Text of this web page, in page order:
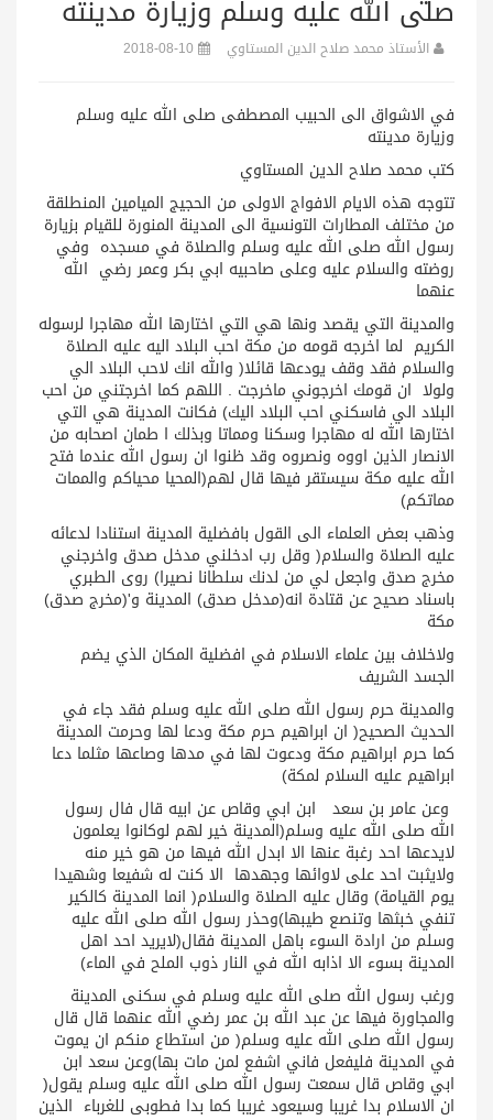
صلى الله عليه وسلم وزيارة مدينته
الأستاذ محمد صلاح الدين المستاوي
في الاشواق الى الحبيب المصطفى صلى الله عليه وسلم
وزيارة مدينته
كتب محمد صلاح الدين المستاوي
تتوجه هذه الايام الافواج الاولى من الحجيج الميامين المنطلقة
من مختلف المطارات التونسية الى المدينة المنورة للقيام بزيارة
رسول الله صلى الله عليه وسلم والصلاة في مسجده وفي
روضته والسلام عليه وعلى صاحبيه ابي بكر وعمر رضي الله
عنهما
والمدينة التي يقصد ونها هي التي اختارها الله مهاجرا لرسوله
الكريم لما اخرجه قومه من مكة احب البلاد اليه عليه الصلاة
والسلام فقد وقف يودعها قائلا( والله انك لاحب البلاد الي
ولولا ان قومك اخرجوني ماخرجت . اللهم كما اخرجتني من احب
البلاد الي فاسكني احب البلاد اليك) فكانت المدينة هي التي
اختارها الله له مهاجرا وسكنا ومماتا وبذلك ا طمان اصحابه من
الانصار الذين اووه ونصروه وقد ظنوا ان رسول الله عندما فتح
الله عليه مكة سيستقر فيها قال لهم(المحيا محياكم والممات
مماتكم)
وذهب بعض العلماء الى القول بافضلية المدينة استنادا لدعائه
عليه الصلاة والسلام( وقل رب ادخلني مدخل صدق واخرجني
مخرج صدق واجعل لي من لدنك سلطانا نصيرا) روى الطبري
باسناد صحيح عن قتادة انه(مدخل صدق) المدينة و'(مخرج صدق)
مكة
ولاخلاف بين علماء الاسلام في افضلية المكان الذي يضم
الجسد الشريف
والمدينة حرم رسول الله صلى الله عليه وسلم فقد جاء في
الحديث الصحيح( ان ابراهيم حرم مكة ودعا لها وحرمت المدينة
كما حرم ابراهيم مكة ودعوت لها في مدها وصاعها مثلما دعا
ابراهيم عليه السلام لمكة)
وعن عامر بن سعد ابن ابي وقاص عن ابيه قال فال رسول
الله صلى الله عليه وسلم(المدينة خير لهم لوكانوا يعلمون
لايدعها احد رغبة عنها الا ابدل الله فيها من هو خير منه
ولايثبت احد على لاوائها وجهدها الا كنت له شفيعا وشهيدا
يوم القيامة) وقال عليه الصلاة والسلام( انما المدينة كالكير
تنفي خبثها وتنصع طيبها)وحذر رسول الله صلى الله عليه
وسلم من ارادة السوء باهل المدينة فقال(لايريد احد اهل
المدينة بسوء الا اذابه الله في النار ذوب الملح في الماء)
ورغب رسول الله صلى الله عليه وسلم في سكنى المدينة
والمجاورة فيها عن عبد الله بن عمر رضي الله عنهما قال قال
رسول الله صلى الله عليه وسلم( من استطاع منكم ان يموت
في المدينة فليفعل فاني اشفع لمن مات بها)وعن سعد ابن
ابي وقاص قال سمعت رسول الله صلى الله عليه وسلم يقول(
ان الاسلام بدا غريبا وسيعود غريبا كما بدا فطوبى للغرباء الذين